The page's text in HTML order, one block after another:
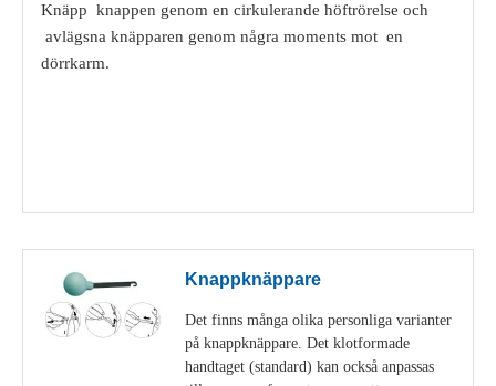
Knäpp knappen genom en cirkulerande höftrörelse och
avlägsna knäpparen genom några moments mot en
dörrkarm.
Knappknäppare
Det finns många olika personliga varianter
på knappknäppare. Det klotformade
handtaget (standard) kan också anpassas